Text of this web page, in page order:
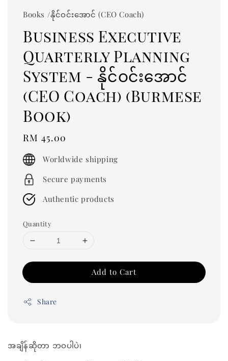
Books /နိုင်ဝင်းအောင် (CEO Coach)
Business Executive
Quarterly Planning
System - နိုင်ဝင်းအောင်
(CEO Coach) (Burmese
Book)
Regular
price
RM 45.00
Worldwide shipping
Secure payments
Authentic products
Quantity
Add to Cart
Share
အချိန်ဆိုတာ ဘဝပါပဲ၊